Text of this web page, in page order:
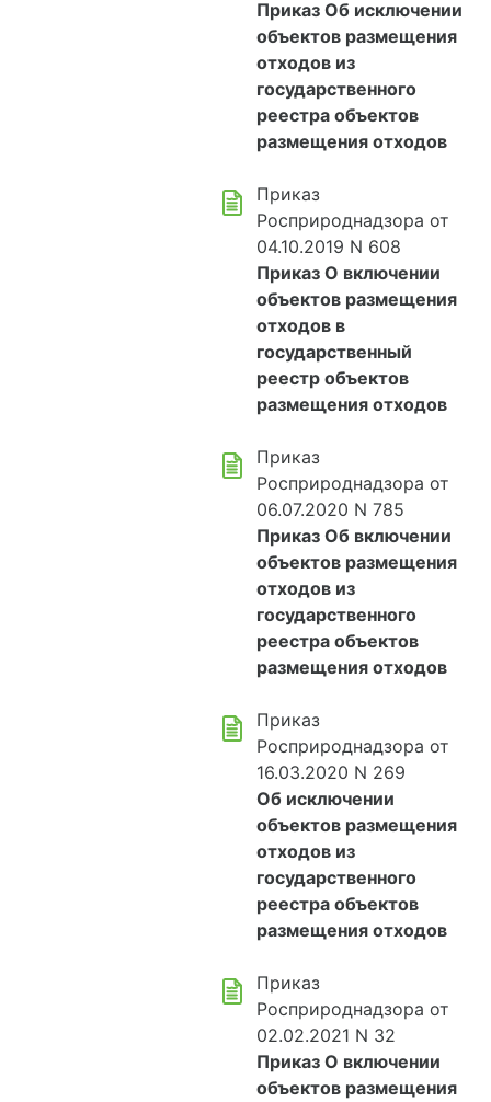
Приказ Об исключении
объектов размещения
отходов из
государственного
реестра объектов
размещения отходов
Приказ
Росприроднадзора от
04.10.2019 N 608
Приказ О включении
объектов размещения
отходов в
государственный
реестр объектов
размещения отходов
Приказ
Росприроднадзора от
06.07.2020 N 785
Приказ Об включении
объектов размещения
отходов из
государственного
реестра объектов
размещения отходов
Приказ
Росприроднадзора от
16.03.2020 N 269
Об исключении
объектов размещения
отходов из
государственного
реестра объектов
размещения отходов
Приказ
Росприроднадзора от
02.02.2021 N 32
Приказ О включении
объектов размещения